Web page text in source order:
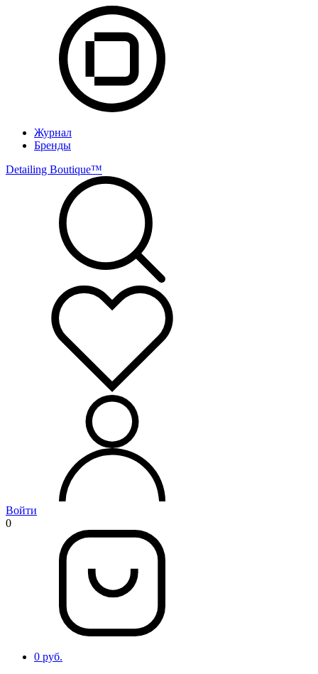
Журнал
Бренды
Detailing Boutique™️
Войти
0
0 руб.